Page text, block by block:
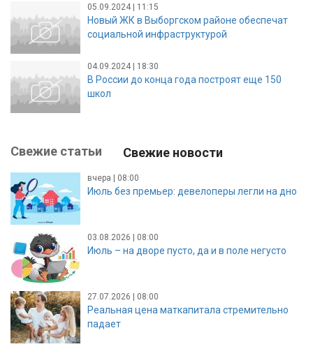
05.09.2024 | 11:15
Новый ЖК в Выборгском районе обеспечат
социальной инфраструктурой
04.09.2024 | 18:30
В России до конца года построят еще 150
школ
Свежие статьи Свежие новости
вчера | 08:00
Июль без премьер: девелоперы легли на дно
03.08.2026 | 08:00
Июль – на дворе пусто, да и в поле негусто
27.07.2026 | 08:00
Реальная цена маткапитала стремительно
падает